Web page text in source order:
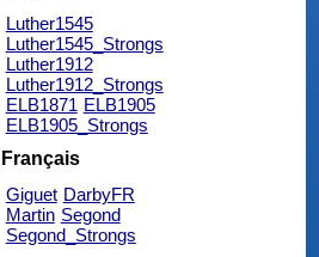
Luther1545
Luther1545_Strongs
Luther1912
Luther1912_Strongs
ELB1871 ELB1905
ELB1905_Strongs
Français
Giguet DarbyFR
Martin Segond
Segond_Strongs